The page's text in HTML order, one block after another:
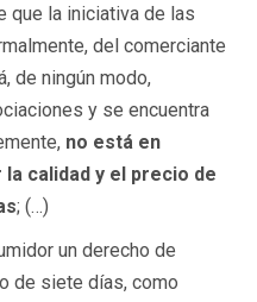
que la iniciativa de las
del comerciante
de ningún modo,
y se encuentra
no está en
calidad y el precio de
; (…)
un derecho de
de siete días, como